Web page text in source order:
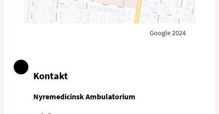
Google 2024
Kontakt
Nyremedicinsk Ambulatorium